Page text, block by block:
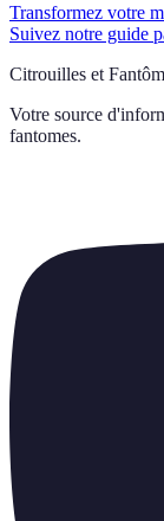
Transformez votre
Suivez notre guide
Citrouilles et
Votre source
fantomes.